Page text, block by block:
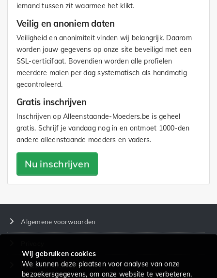
iemand tussen zit waarmee het klikt.
Veilig en anoniem daten
Veiligheid en anonimiteit vinden wij belangrijk. Daarom
worden jouw gegevens op onze site beveiligd met een
SSL-certicifaat. Bovendien worden alle profielen
meerdere malen per dag systematisch als handmatig
gecontroleerd.
Gratis inschrijven
Inschrijven op Alleenstaande-Moeders.be is geheel
gratis. Schrijf je vandaag nog in en ontmoet 1000-den
andere alleenstaande moeders en vaders.
Nu inschrijven
Algemene voorwaarden
Prijzen en diensten
Wij gebruiken cookies
We kunnen deze plaatsen voor analyse van onze
bezoekersgegevens, om onze website te verbeteren,